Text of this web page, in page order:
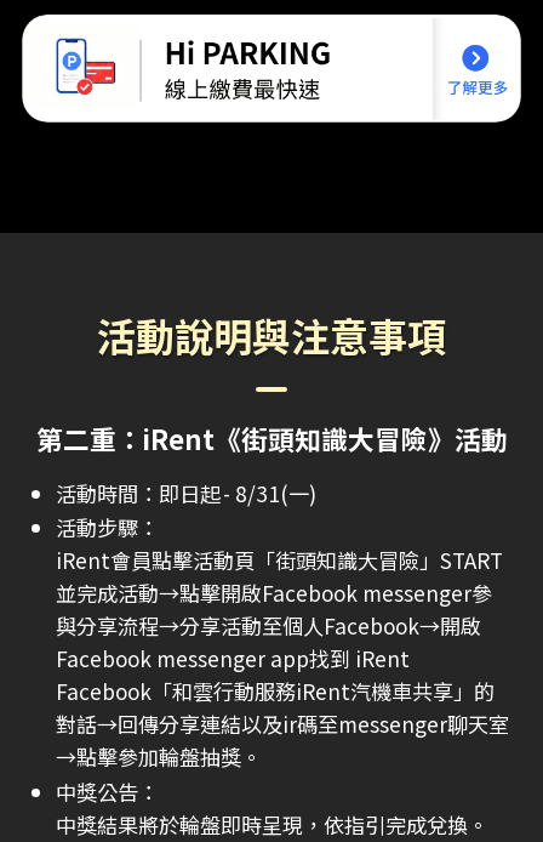
活動說明與注意事項
第二重：iRent《街頭知識大冒險》活動
活動時間：即日起 - 8/31(一)
活動步驟：
iRent會員點擊活動頁「街頭知識大冒險」START
並完成活動→點擊開啟Facebook messenger參
與分享流程→分享活動至個人Facebook→開啟
Facebook messenger app找到 iRent
Facebook「和雲行動服務iRent汽機車共享」的
對話→回傳分享連結以及ir碼至messenger聊天室
→點擊參加輪盤抽獎。
中獎公告：
中獎結果將於輪盤即時呈現，依指引完成兌換。